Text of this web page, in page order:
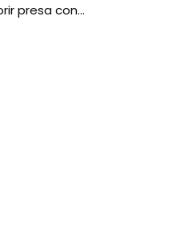
presa con…